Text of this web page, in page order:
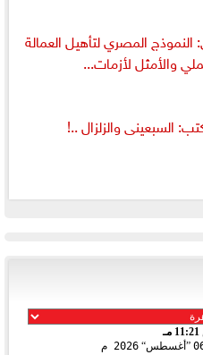
النموذج المصري لتأهيل العمالة
والأمثل لأزمات...
السبعينى والزلزال ..!
11:21 مـ
أغسطس 2026 م